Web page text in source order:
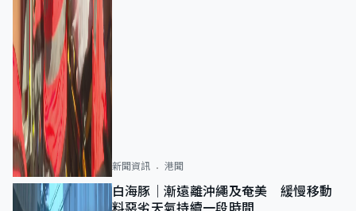
新聞資訊 港聞
白海豚｜漸遠離沖繩及奄美 緩慢移動
料惡劣天氣持續一段時間